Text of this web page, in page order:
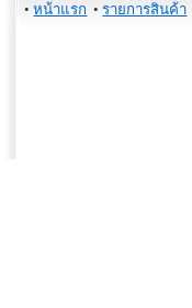
•หน้าแรก •รายการสินค้า